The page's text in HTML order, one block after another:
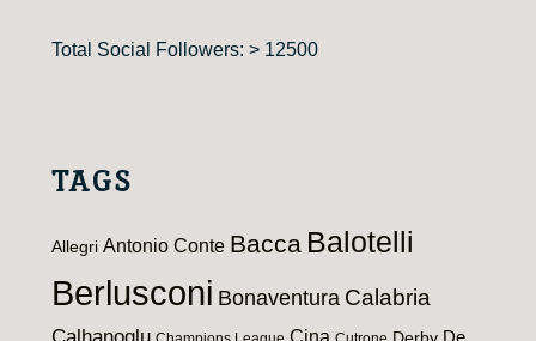
Total Social Followers: > 12500
TAGS
Allegri Antonio Conte Bacca Balotelli
Berlusconi Bonaventura Calabria
Calhanoglu Cina De